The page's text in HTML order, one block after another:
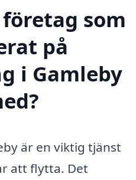
som
på
i Gamleby
är en viktig tjänst
att flytta. Det